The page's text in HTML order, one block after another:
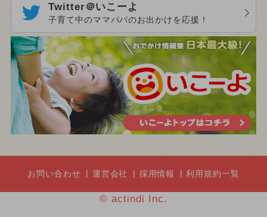
Twitter＠いこーよ
子育て中のママパパのお出かけを応援！
お問い合わせ 運営会社 採用情報 利用規約一覧
© actindi Inc.